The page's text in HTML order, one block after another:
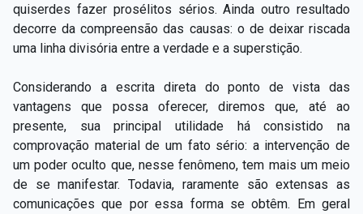
quiserdes fazer prosélitos sérios. Ainda outro resultado
decorre da compreensão das causas: o de deixar riscada
uma linha divisória entre a verdade e a superstição.
Considerando a escrita direta do ponto de vista das
vantagens que possa oferecer, diremos que, até ao
presente, sua principal utilidade há consistido na
comprovação material de um fato sério: a intervenção de
um poder oculto que, nesse fenômeno, tem mais um meio
de se manifestar. Todavia, raramente são extensas as
comunicações que por essa forma se obtêm. Em geral